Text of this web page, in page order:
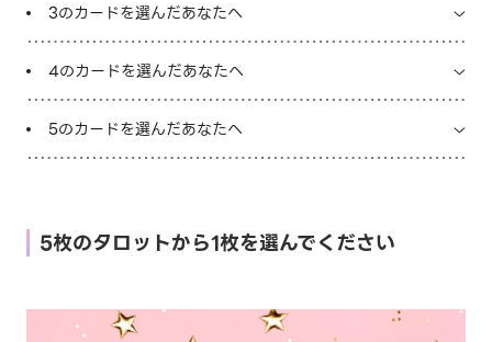
3のカードを選んだあなたへ
4のカードを選んだあなたへ
5のカードを選んだあなたへ
5枚のタロットから1枚を選んでください